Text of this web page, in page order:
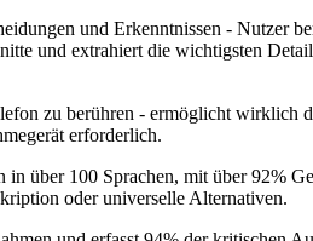
und Erkenntnissen - Nutzer
und extrahiert die wichtigsten
zu berühren - ermöglicht wirklich
erforderlich.
über 100 Sprachen, mit über 92%
oder universelle Alternativen.